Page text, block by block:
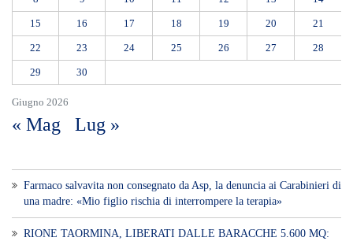
Giugno 2026
15 16 17 18 19 20 21
22 23 24 25 26 27 28
29 30
« Mag Lug »
Farmaco salvavita non consegnato da Asp, la denuncia ai Carabinieri di
una madre: «Mio figlio rischia di interrompere la terapia»
RIONE TAORMINA, LIBERATI DALLE BARACCHE 5.600 MQ: